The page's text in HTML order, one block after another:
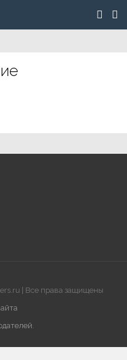
| Все права защищены